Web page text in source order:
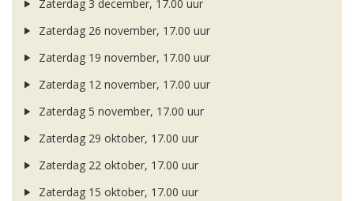
Zaterdag 3 december, 17.00 uur
Zaterdag 26 november, 17.00 uur
Zaterdag 19 november, 17.00 uur
Zaterdag 12 november, 17.00 uur
Zaterdag 5 november, 17.00 uur
Zaterdag 29 oktober, 17.00 uur
Zaterdag 22 oktober, 17.00 uur
Zaterdag 15 oktober, 17.00 uur